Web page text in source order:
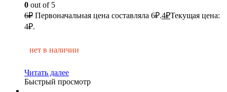
0 out of 5
6₽ Первоначальная цена составляла 6₽.4₽Текущая цена:
4₽.
нет в наличии
Читать далее
Быстрый просмотр